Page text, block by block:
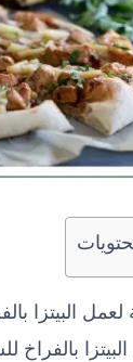
البيتزا
بالفراخ